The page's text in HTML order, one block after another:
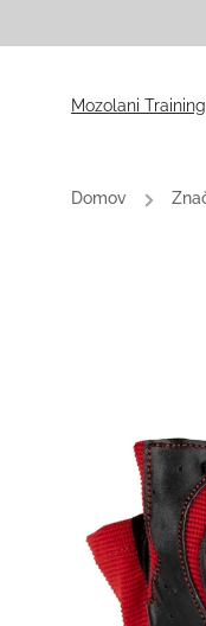
Mozolani
Domov /